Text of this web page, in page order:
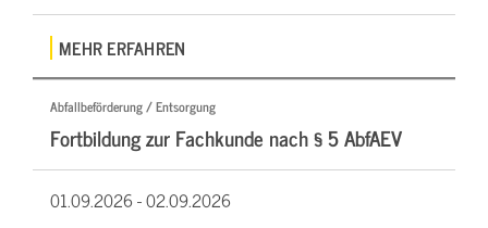
MEHR ERFAHREN
Abfallbeförderung / Entsorgung
Fortbildung zur Fachkunde nach § 5 AbfAEV
01.09.2026 -02.09.2026